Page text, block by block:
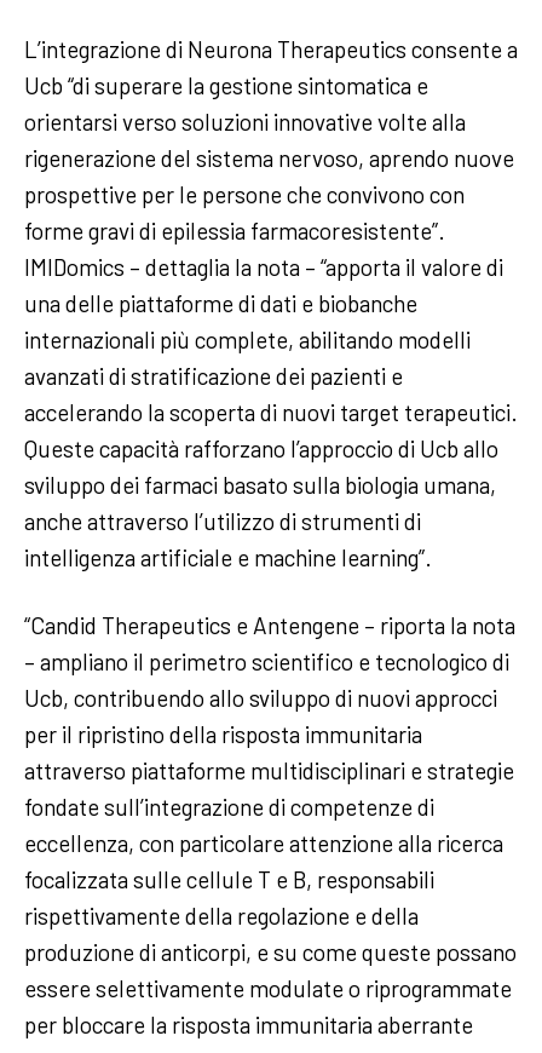
L’integrazione di Neurona Therapeutics consente a
Ucb “di superare la gestione sintomatica e
orientarsi verso soluzioni innovative volte alla
rigenerazione del sistema nervoso, aprendo nuove
prospettive per le persone che convivono con
forme gravi di epilessia farmacoresistente”.
IMIDomics – dettaglia la nota – “apporta il valore di
una delle piattaforme di dati e biobanche
internazionali più complete, abilitando modelli
avanzati di stratificazione dei pazienti e
accelerando la scoperta di nuovi target terapeutici.
Queste capacità rafforzano l’approccio di Ucb allo
sviluppo dei farmaci basato sulla biologia umana,
anche attraverso l’utilizzo di strumenti di
intelligenza artificiale e machine learning”.
“Candid Therapeutics e Antengene – riporta la nota
– ampliano il perimetro scientifico e tecnologico di
Ucb, contribuendo allo sviluppo di nuovi approcci
per il ripristino della risposta immunitaria
attraverso piattaforme multidisciplinari e strategie
fondate sull’integrazione di competenze di
eccellenza, con particolare attenzione alla ricerca
focalizzata sulle cellule T e B, responsabili
rispettivamente della regolazione e della
produzione di anticorpi, e su come queste possano
essere selettivamente modulate o riprogrammate
per bloccare la risposta immunitaria aberrante